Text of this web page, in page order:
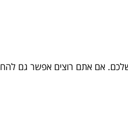
שלכם. אם אתם רוצים אפשר גם